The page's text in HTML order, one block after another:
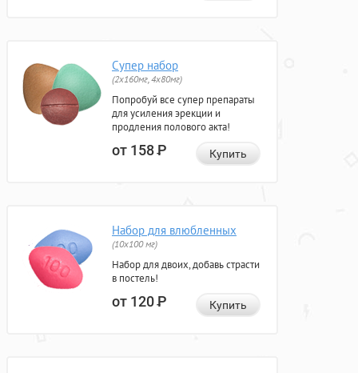
Супер набор
(2х160мг, 4х80мг)
Попробуй все супер препараты
для усиления эрекции и
продления полового акта!
от 158Р Купить
Набор для влюбленных
(10х100 мг)
Набор для двоих, добавь страсти
в постель!
от 120Р Купить